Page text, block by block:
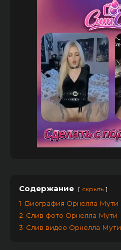
Содержание скрыть
1
Биография Орнелла Мути
2 Слив фото Орнелла Мути
3 Слив видео Орнелла Мути